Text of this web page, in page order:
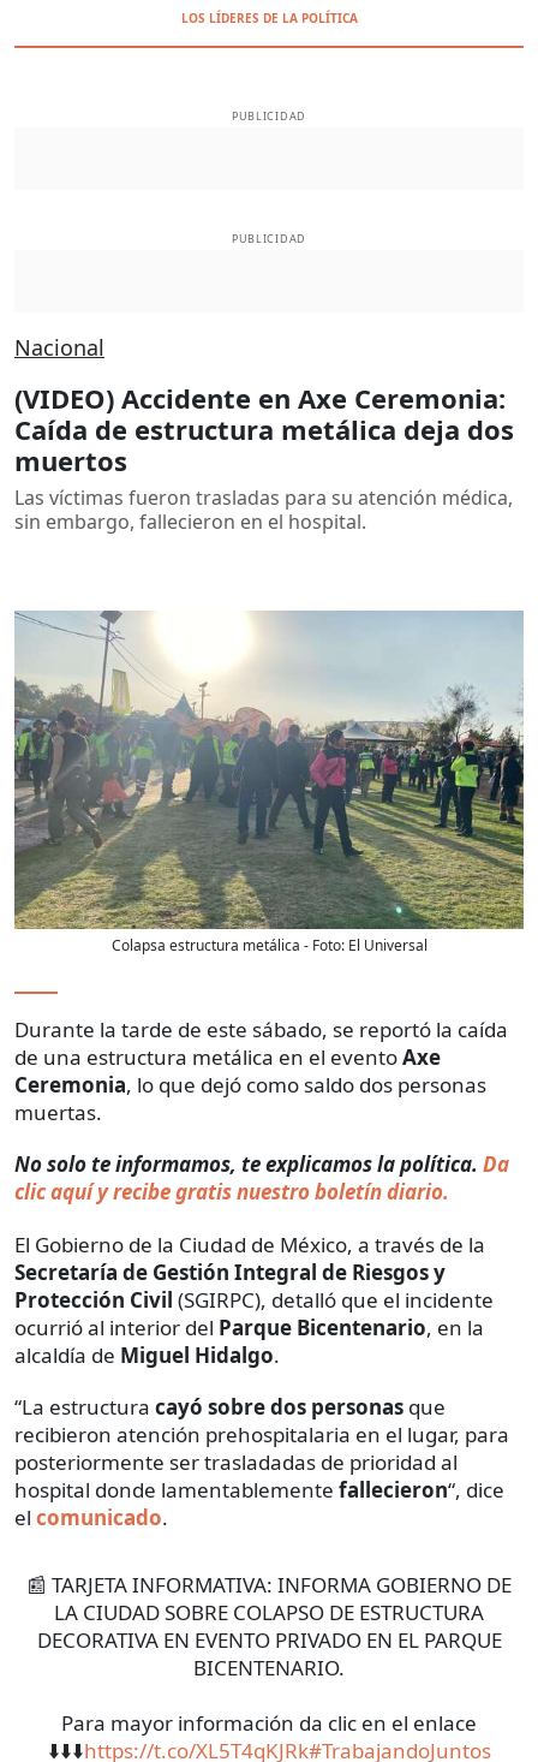
LOS LÍDERES DE LA POLÍTICA
PUBLICIDAD
PUBLICIDAD
Nacional
(VIDEO) Accidente en Axe Ceremonia:
Caída de estructura metálica deja dos
muertos
Las víctimas fueron trasladas para su atención médica,
sin embargo, fallecieron en el hospital.
Colapsa estructura metálica - Foto: El Universal
Durante la tarde de este sábado, se reportó la caída
de una estructura metálica en el eventoAxe
Ceremonia, lo que dejó como saldo dos personas
muertas.
No solo te informamos, te explicamos la política. Da
clic aquí y recibe gratis nuestro boletín diario.
El Gobierno de la Ciudad de México, a través de la
Secretaría de Gestión Integral de Riesgos y
Protección Civil (SGIRPC), detalló que el incidente
ocurrió al interior del Parque Bicentenario, en la
alcaldía de Miguel Hidalgo.
“La estructura cayó sobre dos personas que
recibieron atención prehospitalaria en el lugar, para
posteriormente ser trasladadas de prioridad al
hospital donde lamentablemente fallecieron“, dice
el comunicado.
📰 TARJETA INFORMATIVA: INFORMA GOBIERNO DE
LA CIUDAD SOBRE COLAPSO DE ESTRUCTURA
DECORATIVA EN EVENTO PRIVADO EN EL PARQUE
BICENTENARIO.
Para mayor información da clic en el enlace
⬇️⬇️⬇️https://t.co/XL5T4qKJRk#TrabajandoJuntos